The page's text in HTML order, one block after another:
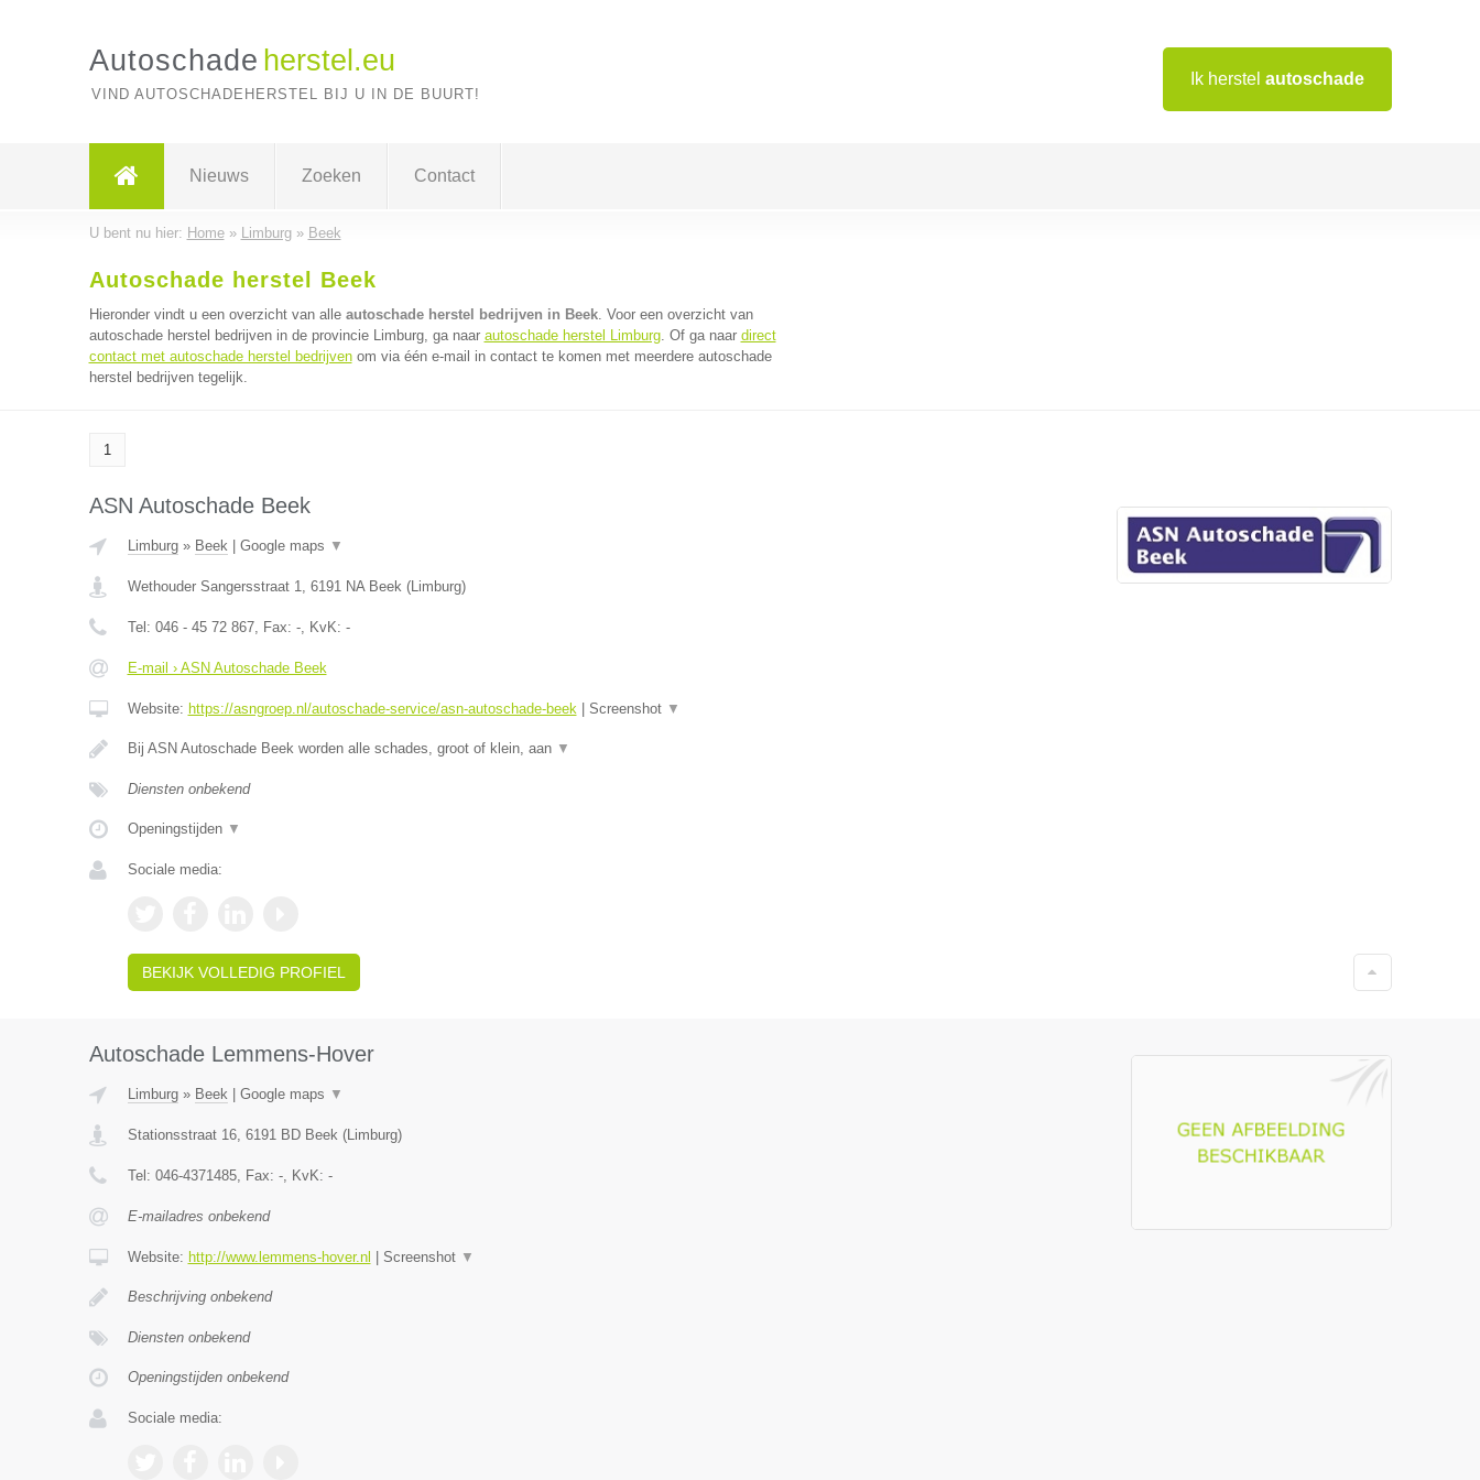
Ik herstel autoschade
Autoschade herstel.eu
VIND AUTOSCHADEHERSTEL BIJ U IN DE BUURT!
Nieuws Zoeken Contact
U bent nu hier: Home» Limburg» Beek
Autoschade herstel Beek
Hieronder vindt u een overzicht van alle autoschade herstel bedrijven in Beek. Voor een overzicht van
autoschade herstel bedrijven in de provincie Limburg, ga naar autoschade herstel Limburg. Of ga naar direct
contact met autoschade herstel bedrijvenom via één e-mail in contact te komen met meerdere autoschade
herstel bedrijven tegelijk.
1
ASN Autoschade Beek
Limburg» Beek| Google maps ▼
Wethouder Sangersstraat 1, 6191 NA Beek(Limburg)
Tel: 046 - 45 72 867, Fax: -, KvK: -
E-mail › ASN Autoschade Beek
Website: https://asngroep.nl/autoschade-service/asn-autoschade-beek| Screenshot ▼
Bij ASN Autoschade Beek worden alle schades, groot of klein, aan ▼
Diensten onbekend
Openingstijden ▼
Sociale media:
BEKIJK VOLLEDIG PROFIEL
Autoschade Lemmens-Hover
Limburg» Beek| Google maps ▼
Stationsstraat 16, 6191 BD Beek(Limburg)
Tel: 046-4371485, Fax: -, KvK: -
E-mailadres onbekend
Website: http://www.lemmens-hover.nl Screenshot ▼
Beschrijving onbekend
Diensten onbekend
Openingstijden onbekend
Sociale media: